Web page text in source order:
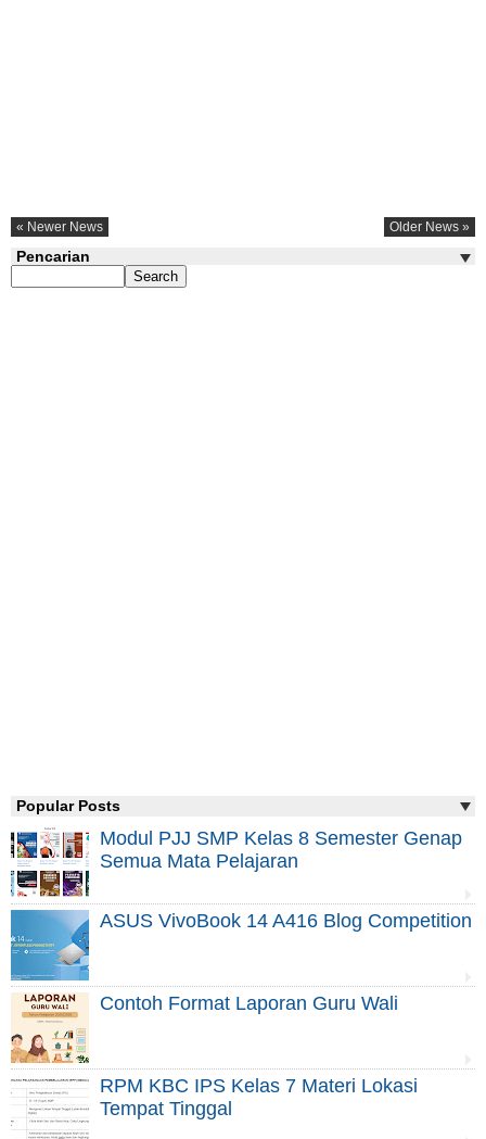
« Newer News Older News »
Pencarian
Popular Posts
Modul PJJ SMP Kelas 8 Semester Genap
Semua Mata Pelajaran
ASUS VivoBook 14 A416 Blog Competition
Contoh Format Laporan Guru Wali
RPM KBC IPS Kelas 7 Materi Lokasi
Tempat Tinggal